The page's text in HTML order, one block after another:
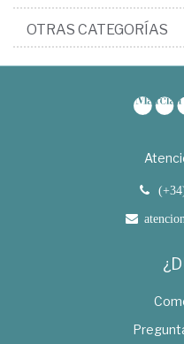
OTRAS CATEGORÍAS